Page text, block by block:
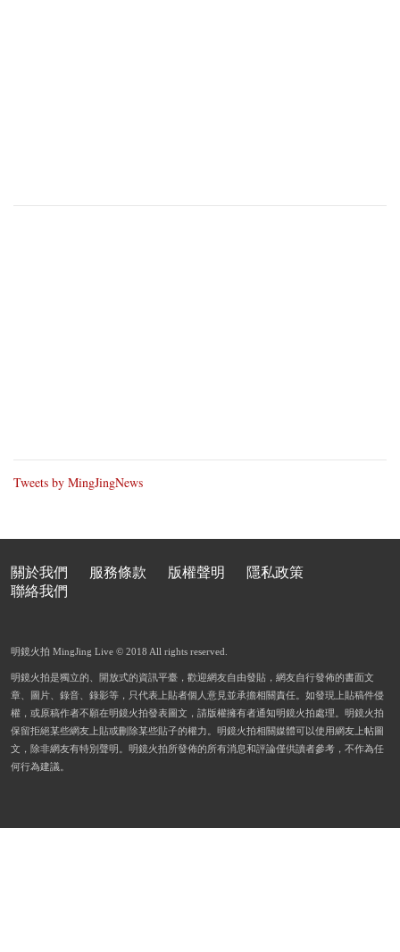
Tweets by MingJingNews
關於我們 服務條款 版權聲明
隱私政策
聯絡我們
明鏡火拍 MingJing Live © 2018 All rights reserved.
明鏡火拍是獨立的、開放式的資訊平臺，歡迎網友自由發貼，網友自行發佈的書面文
章、圖片、錄音、錄影等，只代表上貼者個人意見並承擔相關責任。如發現上貼稿件侵
權，或原稿作者不願在明鏡火拍發表圖文，請版權擁有者通知明鏡火拍處理。明鏡火拍
保留拒絕某些網友上貼或刪除某些貼子的權力。明鏡火拍相關媒體可以使用網友上帖圖
文，除非網友有特別聲明。明鏡火拍所發佈的所有消息和評論僅供讀者參考，不作為任
何行為建議。